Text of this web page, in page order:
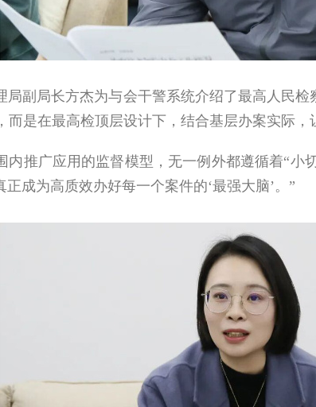
局长方杰为与会干警系统介绍了最高人民检
而是在最高检顶层设计下，结合基层办案实际，
广应用的监督模型，无一例外都遵循着“小
正成为高质效办好每一个案件的‘最强大脑’。”